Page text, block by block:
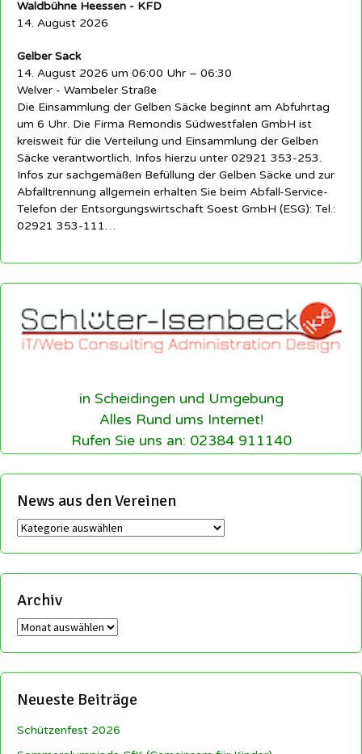
Waldbühne Heessen - KFD
14. August 2026
Gelber Sack
14. August 2026 um 06:00 Uhr – 06:30
Welver - Wambeler Straße
Die Einsammlung der Gelben Säcke beginnt am Abfuhrtag
um 6 Uhr. Die Firma Remondis Südwestfalen GmbH ist
kreisweit für die Verteilung und Einsammlung der Gelben
Säcke verantwortlich. Infos hierzu unter 02921 353-253.
Infos zur sachgemäßen Befüllung der Gelben Säcke und zur
Abfalltrennung allgemein erhalten Sie beim Abfall-Service-
Telefon der Entsorgungswirtschaft Soest GmbH (ESG): Tel.:
02921 353-111…
in Scheidingen und Umgebung
Alles Rund ums Internet!
Rufen Sie uns an: 02384 911140
News aus den Vereinen
News
Vereinen
Archiv
Archiv
Neueste Beiträge
Schützenfest 2026